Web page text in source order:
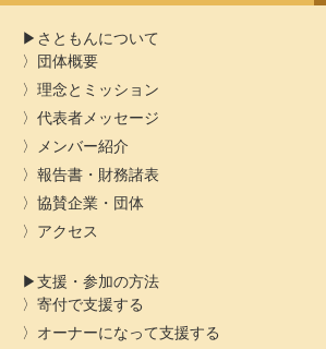
さともんについて
団体概要
理念とミッション
代表者メッセージ
メンバー紹介
報告書・財務諸表
協賛企業・団体
アクセス
支援・参加の方法
寄付で支援する
オーナーになって支援する